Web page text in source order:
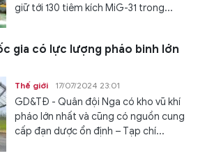
giữ tới 130 tiêm kích MiG-31 trong...
gia có lực lượng pháo binh lớn
Thế giới 17/07/2024 23:01
GD&TĐ - Quân đội Nga có kho vũ khí
pháo lớn nhất và cũng có nguồn cung
cấp đạn dược ổn định – Tạp chí...